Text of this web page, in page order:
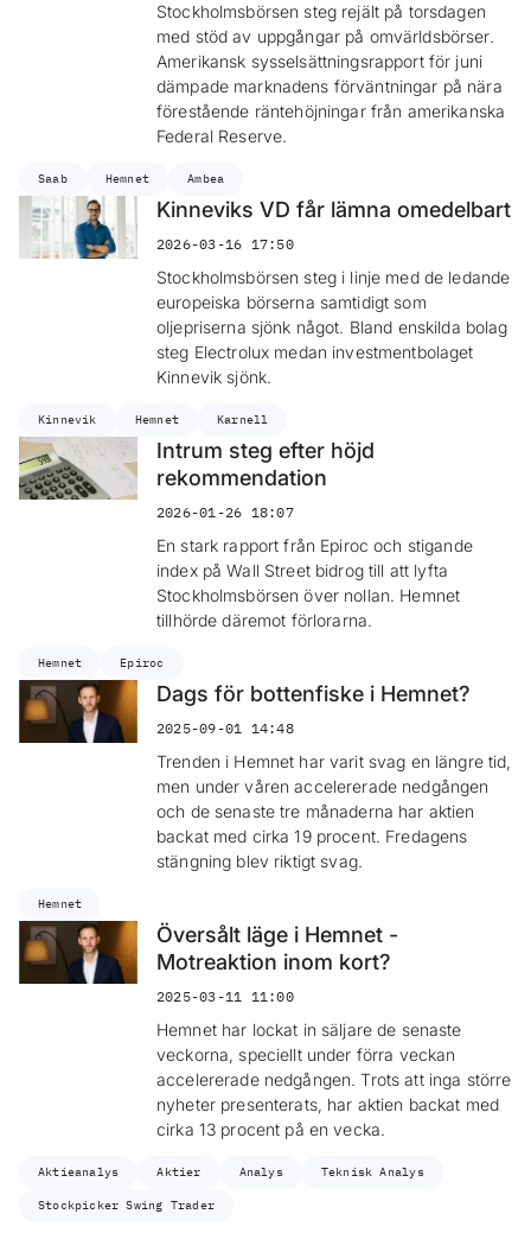
Stockholmsbörsen steg rejält på torsdagen
med stöd av uppgångar på omvärldsbörser.
Amerikansk sysselsättningsrapport för juni
dämpade marknadens förväntningar på nära
förestående räntehöjningar från amerikanska
Federal Reserve.
Saab Hemnet Ambea
Kinneviks VD får lämna omedelbart
2026-03-16 17:50
Stockholmsbörsen steg i linje med de ledande
europeiska börserna samtidigt som
oljepriserna sjönk något. Bland enskilda bolag
steg Electrolux medan investmentbolaget
Kinnevik sjönk.
Kinnevik Hemnet Karnell
Intrum steg efter höjd
rekommendation
2026-01-26 18:07
En stark rapport från Epiroc och stigande
index på Wall Street bidrog till att lyfta
Stockholmsbörsen över nollan. Hemnet
tillhörde däremot förlorarna.
Hemnet Epiroc
Dags för bottenfiske i Hemnet?
2025-09-01 14:48
Trenden i Hemnet har varit svag en längre tid,
men under våren accelererade nedgången
och de senaste tre månaderna har aktien
backat med cirka 19 procent. Fredagens
stängning blev riktigt svag.
Hemnet
Översålt läge i Hemnet -
Motreaktion inom kort?
2025-03-11 11:00
Hemnet har lockat in säljare de senaste
veckorna, speciellt under förra veckan
accelererade nedgången. Trots att inga större
nyheter presenterats, har aktien backat med
cirka 13 procent på en vecka.
Aktieanalys Aktier Analys Teknisk Analys
Stockpicker Swing Trader